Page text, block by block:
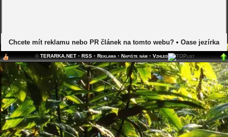
Chcete mít reklamu nebo PR článek na tomto webu?• Oase jezírka
©TERARKA.NET • RSS • Reklama • Napište nám • Vzhled